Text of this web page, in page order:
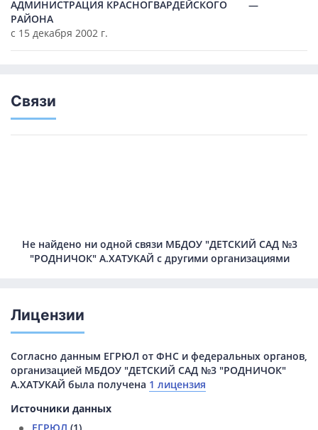
АДМИНИСТРАЦИЯ КРАСНОГВАРДЕЙСКОГО
РАЙОНА
с 15 декабря 2002 г.
—
Связи
Не найдено ни одной связи МБДОУ "ДЕТСКИЙ САД №3
"РОДНИЧОК" А.ХАТУКАЙ с другими организациями
Лицензии
Согласно данным ЕГРЮЛ от ФНС и федеральных органов,
организацией МБДОУ "ДЕТСКИЙ САД №3 "РОДНИЧОК"
А.ХАТУКАЙ была получена 1 лицензия
Источники данных